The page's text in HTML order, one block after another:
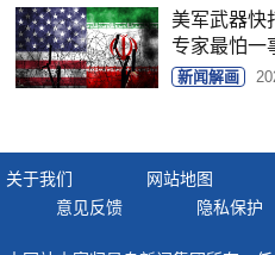
美军武器快
专家最怕一
新闻解画
关于我们 网站地图
意见反馈
隐私保护